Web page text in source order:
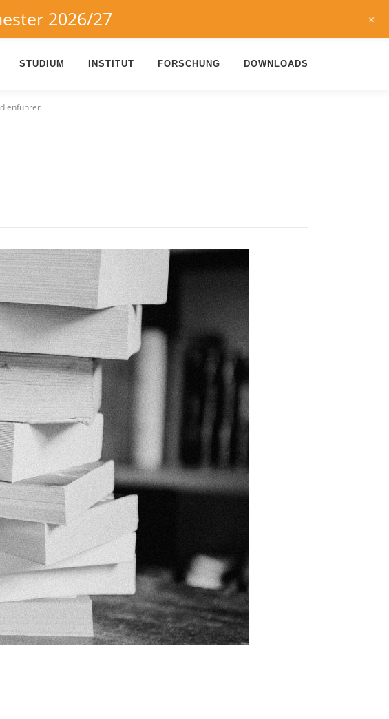
STUDIUM INSTITUT FORSCHUNG DOWNLOADS
2026/27 +